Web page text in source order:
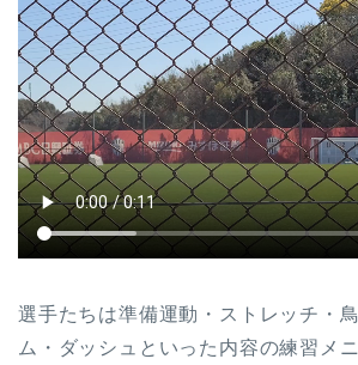
選手たちは準備運動・ストレッチ・
ム・ダッシュといった内容の練習メ